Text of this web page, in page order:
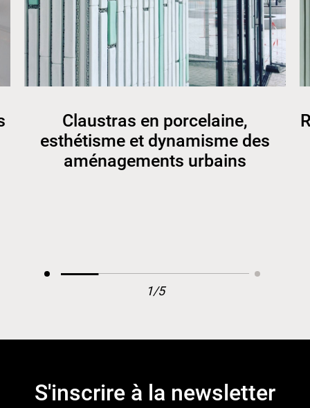
Claustras en porcelaine,
esthétisme et dynamisme des
aménagements urbains
1/5
S'inscrire à la newsletter